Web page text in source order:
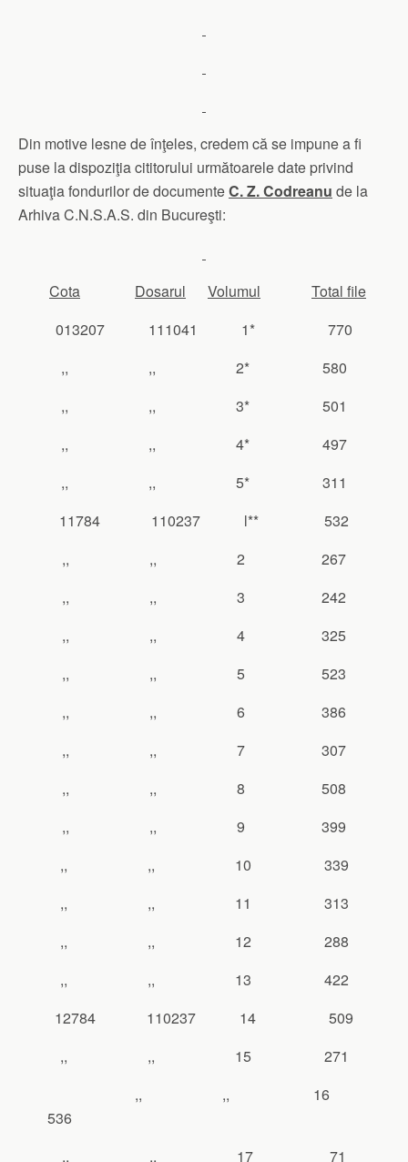
Din motive lesne de înţeles, credem că se impune a fi
puse la dispoziţia cititorului următoarele date privind
situaţia fondurilor de documenteC. Z. Codreanu de la
Arhiva C.N.S.A.S. din Bucureşti:
Cota Dosarul Volumul
Total file
013207 111041 1* 770
,, ,, 2* 580
,, ,, 3* 501
,, ,, 4* 497
,, ,, 5* 311
11784 110237 l** 532
,, ,, 2 267
,, ,, 3 242
,, ,, 4 325
,, ,, 5 523
,, ,, 6 386
,, ,, 7 307
,, ,, 8 508
,, ,, 9 399
,, ,, 10 339
,, ,, 11 313
,, ,, 12 288
,, ,, 13 422
12784 110237 14 509
,, ,, 15 271
,, ,, 16
536
,, ,, 17 71